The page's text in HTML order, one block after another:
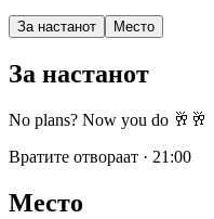
За настанот Место
За настанот
No plans? Now you do 🥂🥂
Вратите отвораат · 21:00
Место